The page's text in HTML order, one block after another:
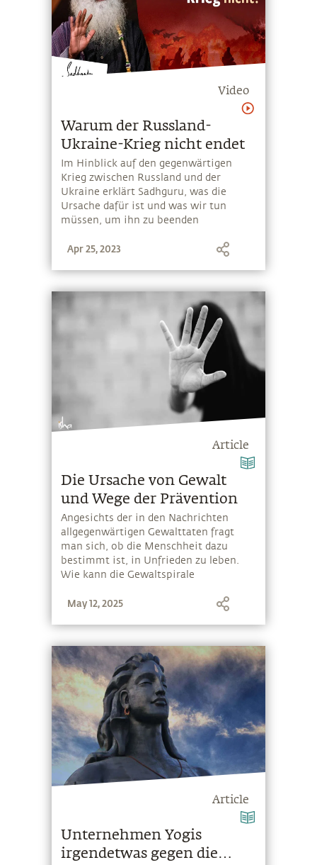
Video
Warum der Russland-
Ukraine-Krieg nicht endet
Im Hinblick auf den gegenwärtigen
Krieg zwischen Russland und der
Ukraine erklärt Sadhguru, was die
Ursache dafür ist und was wir tun
müssen, um ihn zu beenden
Apr 25, 2023
Article
Die Ursache von Gewalt
und Wege der Prävention
Angesichts der in den Nachrichten
allgegenwärtigen Gewalttaten fragt
man sich, ob die Menschheit dazu
bestimmt ist, in Unfrieden zu leben.
Wie kann die Gewaltspirale
Gewaltprävention umgesetzt werden?
May 12, 2025
Article
Unternehmen Yogis
irgendetwas gegen die